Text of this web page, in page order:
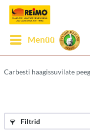
Menüü
Carbesti haagissuvilate
Filtrid